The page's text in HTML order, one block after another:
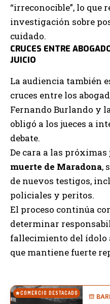
“irreconocible”, lo que
investigación sobre
cuidado.
CRUCES ENTRE
JUICIO
La audiencia también
cruces entre los
Fernando Burlando y
obligó a los jueces a
debate.
De cara a las
muerte de Maradona,
de nuevos testigos,
policiales y peritos.
El proceso continúa
determinar
fallecimiento del ídolo
que mantiene fuerte
COMERCIO DESTACADO